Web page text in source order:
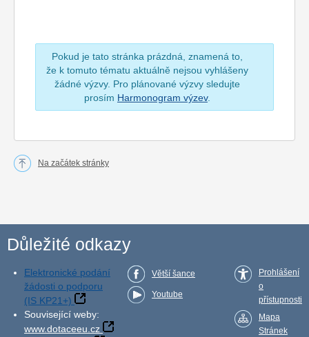
Pokud je tato stránka prázdná, znamená to,
že k tomuto tématu aktuálně nejsou vyhlášeny
žádné výzvy. Pro plánované výzvy sledujte
prosím Harmonogram výzev.
Na začátek stránky
Důležité odkazy
Elektronické podání
žádosti o podporu
(IS KP21+)
Související weby:
www.dotaceeu.cz
Větší šance
Youtube
Prohlášení
o
přístupnosti
Mapa
Stránek